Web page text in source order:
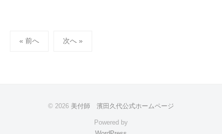
« 前へ 次へ »
© 2026 美付師 濱田久代公式ホームページ
Powered by